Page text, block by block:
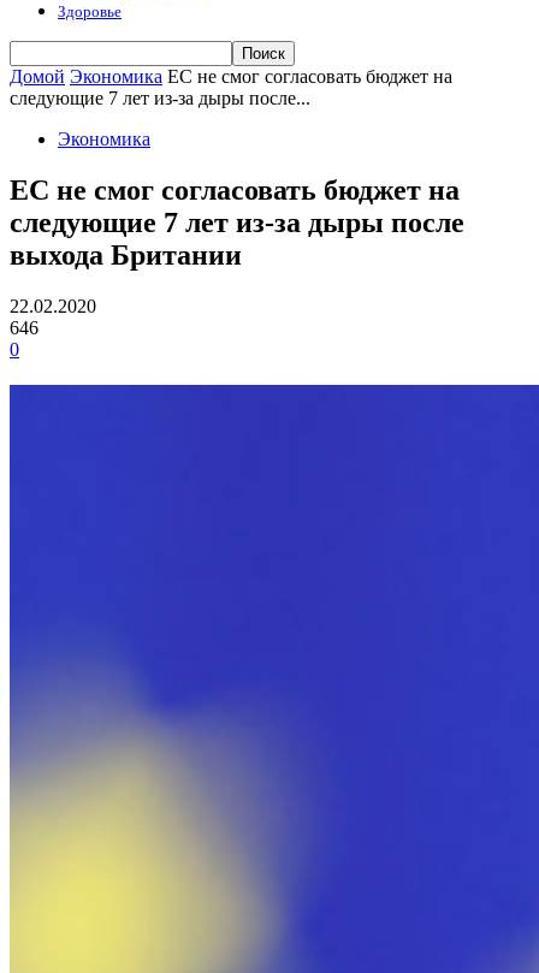
Здоровье
Домой Экономика ЕС не смог согласовать бюджет на
следующие 7 лет из-за дыры после...
Экономика
ЕС не смог согласовать бюджет на
следующие 7 лет из-за дыры после
выхода Британии
22.02.2020
646
0